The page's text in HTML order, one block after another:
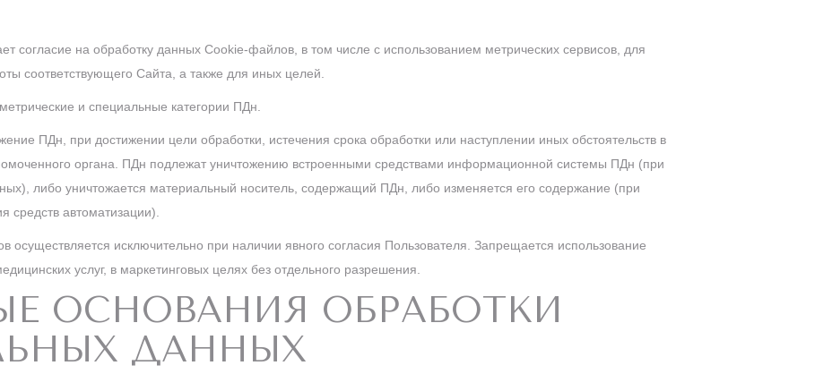
согласие на обработку данных Cookie-файлов, в том числе с использованием метрических сервисов, для
соответствующего Сайта, а также для иных целей.
и специальные категории ПДн.
ПДн, при достижении цели обработки, истечения срока обработки или наступлении иных обстоятельств в
органа. ПДн подлежат уничтожению встроенными средствами информационной системы ПДн (при
либо уничтожается материальный носитель, содержащий ПДн, либо изменяется его содержание (при
средств автоматизации).
осуществляется исключительно при наличии явного согласия Пользователя. Запрещается использование
услуг, в маркетинговых целях без отдельного разрешения.
ОСНОВАНИЯ ОБРАБОТКИ
ДАННЫХ